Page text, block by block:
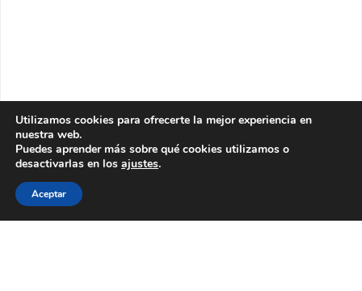
Utilizamos cookies para ofrecerte la mejor experiencia en
nuestra web.
Puedes aprender más sobre qué cookies utilizamos o
desactivarlas en los ajustes.
Aceptar